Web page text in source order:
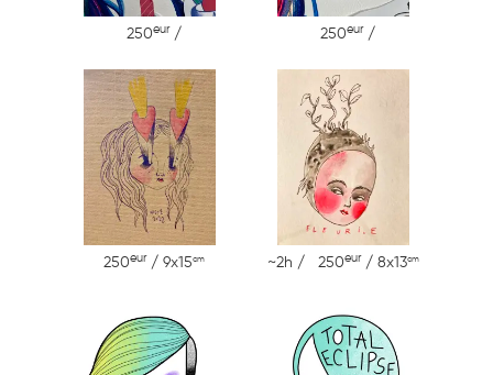
250eur / 250eur /
250eur / 9x15cm ~2h / 250eur / 8x13cm